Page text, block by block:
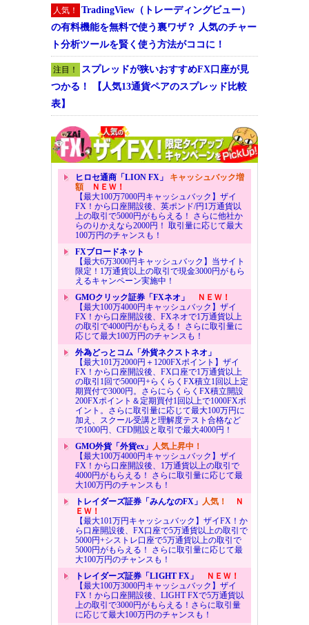
人気！
TradingView（トレーディングビュー）
の有料機能を無料で使う裏ワザ？ 人気のチャー
ト分析ツールを賢く使う方法がココに！
注目！
スプレッドが狭いおすすめFX口座が見
つかる！ 【人気13通貨ペアのスプレッド比較
表】
ヒロセ通商「LION FX」 キャッシュバック増
額ＮＥＷ！
【最大100万7000円キャッシュバック】ザイ
FX！から口座開設後、英ポンド/円1万通貨以
上の取引で5000円がもらえる！ さらに他社か
らのりかえなら2000円！ 取引量に応じて最大
100万円のチャンスも！
FXブロードネット
【最大6万3000円キャッシュバック】当サイト
限定！1万通貨以上の取引で現金3000円がもら
えるキャンペーン実施中！
GMOクリック証券「FXネオ」
ＮＥＷ！
【最大100万4000円キャッシュバック】ザイ
FX！から口座開設後、FXネオで1万通貨以上
の取引で4000円がもらえる！ さらに取引量に
応じて最大100万円のチャンスも！
外為どっとコム「外貨ネクストネオ」
【最大101万2000円＋1200FXポイント】ザイ
FX！から口座開設後、FX口座で1万通貨以上
の取引1回で5000円+らくらくFX積立1回以上定
期買付で3000円。さらにらくらくFX積立開設
200FXポイント＆定期買付1回以上で1000FXポ
イント。さらに取引量に応じて最大100万円に
加え、スクール受講と理解度テスト合格など
で1000円、CFD開設と取引で最大4000円！
GMO外貨「外貨ex」 人気上昇中！
【最大100万4000円キャッシュバック】ザイ
FX！から口座開設後、1万通貨以上の取引で
4000円がもらえる！ さらに取引量に応じて最
大100万円のチャンスも！
トレイダーズ証券「みんなのFX」 人気！
Ｎ
ＥＷ！
【最大101万円キャッシュバック】ザイFX！か
ら口座開設後、FX口座で5万通貨以上の取引で
5000円+シストレ口座で5万通貨以上の取引で
5000円がもらえる！ さらに取引量に応じて最
大100万円のチャンスも！
トレイダーズ証券「LIGHT FX」
ＮＥＷ！
【最大100万3000円キャッシュバック】ザイ
FX！から口座開設後、LIGHT FXで5万通貨以
上の取引で3000円がもらえる！さらに取引量
に応じて最大100万円のチャンスも！